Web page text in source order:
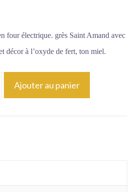
four électrique. grès Saint Amand avec
décor à l’oxyde de fert, ton miel.
quantité
Ajouter au panier